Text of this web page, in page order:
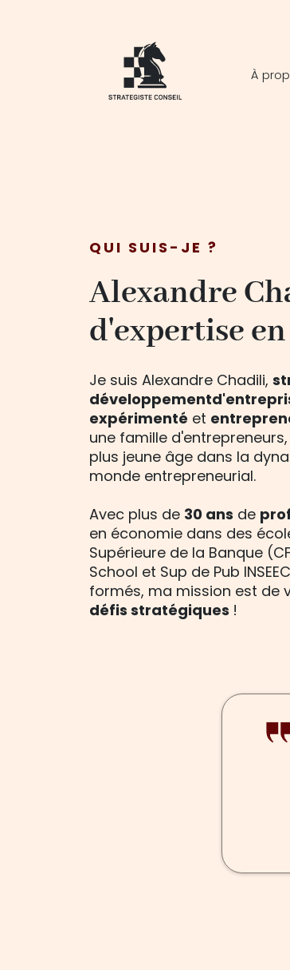
À
QUI SUIS-JE ?
Alexandre
d'expertise
Je suis Alexandre Chadili,
expérimenté et
une famille
plus jeune âge dans la
monde entrepreneurial.
Avec plus de 30 ans de
en économie dans des
Supérieure de la Banque
School et Sup de Pub
formés, ma mission est de
défis stratégiques !